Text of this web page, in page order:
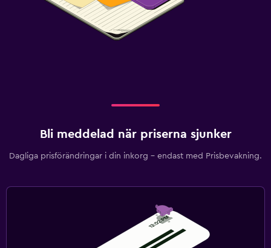
Bli meddelad när priserna sjunker
Dagliga prisförändringar i din inkorg – endast med Prisbevakning.